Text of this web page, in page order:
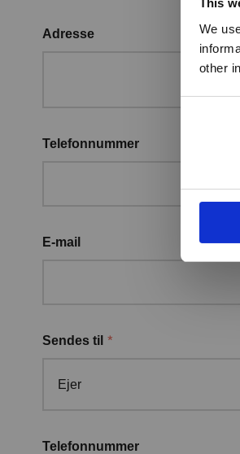
This
We
other
Adresse
Telefonnummer
E-mail
Sendes til *
Ejer
Telefonnummer